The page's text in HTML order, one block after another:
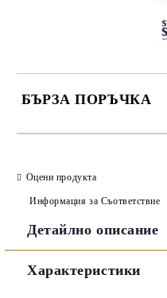
БЪРЗА ПОРЪЧКА
Ние ще се свържем с вас в
Оцени продукта
Информация за Съответствие
Детайлно описание
Характеристики